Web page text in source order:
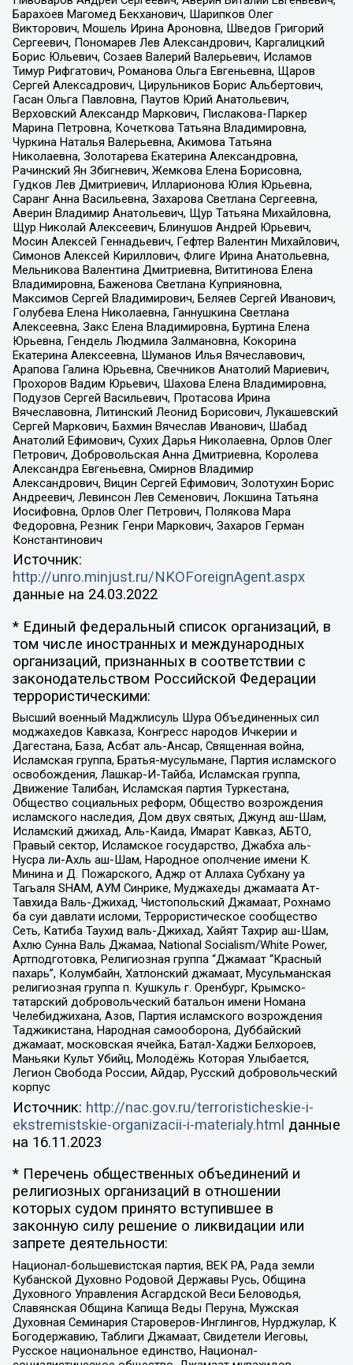
Барахоев Магомед Бекханович, Шарипков Олег
Викторович, Мошель Ирина Ароновна, Шведов Григорий
Сергеевич, Пономарев Лев Александрович, Каргалицкий
Борис Юльевич, Созаев Валерий Валерьевич, Исламов
Тимур Рифгатович, Романова Ольга Евгеньевна, Щаров
Сергей Алексадрович, Цирульников Борис Альбертович,
Гасан Ольга Павловна, Паутов Юрий Анатольевич,
Верховский Александр Маркович, Пислакова-Паркер
Марина Петровна, Кочеткова Татьяна Владимировна,
Чуркина Наталья Валерьевна, Акимова Татьяна
Николаевна, Золотарева Екатерина Александровна,
Рачинский Ян Збигневич, Жемкова Елена Борисовна,
Гудков Лев Дмитриевич, Илларионова Юлия Юрьевна,
Саранг Анна Васильевна, Захарова Светлана Сергеевна,
Аверин Владимир Анатольевич, Щур Татьяна Михайловна,
Щур Николай Алексеевич, Блинушов Андрей Юрьевич,
Мосин Алексей Геннадьевич, Гефтер Валентин Михайлович,
Симонов Алексей Кириллович, Флиге Ирина Анатольевна,
Мельникова Валентина Дмитриевна, Вититинова Елена
Владимировна, Баженова Светлана Куприяновна,
Максимов Сергей Владимирович, Беляев Сергей Иванович,
Голубева Елена Николаевна, Ганнушкина Светлана
Алексеевна, Закс Елена Владимировна, Буртина Елена
Юрьевна, Гендель Людмила Залмановна, Кокорина
Екатерина Алексеевна, Шуманов Илья Вячеславович,
Арапова Галина Юрьевна, Свечников Анатолий Мариевич,
Прохоров Вадим Юрьевич, Шахова Елена Владимировна,
Подузов Сергей Васильевич, Протасова Ирина
Вячеславовна, Литинский Леонид Борисович, Лукашевский
Сергей Маркович, Бахмин Вячеслав Иванович, Шабад
Анатолий Ефимович, Сухих Дарья Николаевна, Орлов Олег
Петрович, Добровольская Анна Дмитриевна, Королева
Александра Евгеньевна, Смирнов Владимир
Александрович, Вицин Сергей Ефимович, Золотухин Борис
Андреевич, Левинсон Лев Семенович, Локшина Татьяна
Иосифовна, Орлов Олег Петрович, Полякова Мара
Федоровна, Резник Генри Маркович, Захаров Герман
Константинович
Источник:
http://unro.minjust.ru/NKOForeignAgent.aspx
данные на 24.03.2022
* Единый федеральный список организаций, в
том числе иностранных и международных
организаций, признанных в соответствии с
законодательством Российской Федерации
террористическими:
Высший военный Маджлисуль Шура Объединенных сил
моджахедов Кавказа, Конгресс народов Ичкерии и
Дагестана, База, Асбат аль-Ансар, Священная война,
Исламская группа, Братья-мусульмане, Партия исламского
освобождения, Лашкар-И-Тайба, Исламская группа,
Движение Талибан, Исламская партия Туркестана,
Общество социальных реформ, Общество возрождения
исламского наследия, Дом двух святых, Джунд аш-Шам,
Исламский джихад, Аль-Каида, Имарат Кавказ, АБТО,
Правый сектор, Исламское государство, Джабха аль-
Нусра ли-Ахль аш-Шам, Народное ополчение имени К.
Минина и Д. Пожарского, Аджр от Аллаха Субхану уа
Тагьаля SHAM, АУМ Синрике, Муджахеды джамаата Ат-
Тавхида Валь-Джихад, Чистопольский Джамаат, Рохнамо
ба суи давлати исломи, Террористическое сообщество
Сеть, Катиба Таухид валь-Джихад, Хайят Тахрир аш-Шам,
Ахлю Сунна Валь Джамаа, National Socialism/White Power,
Артподготовка, Религиозная группа “Джамаат “Красный
пахарь”, Колумбайн, Хатлонский джамаат, Мусульманская
религиозная группа п. Кушкуль г. Оренбург, Крымско-
татарский добровольческий батальон имени Номана
Челебиджихана, Азов, Партия исламского возрождения
Таджикистана, Народная самооборона, Дуббайский
джамаат, московская ячейка, Батал-Хаджи Белхороев,
Маньяки Культ Убийц, Молодёжь Которая Улыбается,
Легион Свобода России, Айдар, Русский добровольческий
корпус
Источник: http://nac.gov.ru/terroristicheskie-i-
ekstremistskie-organizacii-i-materialy.html данные
на 16.11.2023
* Перечень общественных объединений и
религиозных организаций в отношении
которых судом принято вступившее в
законную силу решение о ликвидации или
запрете деятельности:
Национал-большевистская партия, ВЕК РА, Рада земли
Кубанской Духовно Родовой Державы Русь, Община
Духовного Управления Асгардской Веси Беловодья,
Славянская Община Капища Веды Перуна, Мужская
Духовная Семинария Староверов-Инглингов, Нурджулар, К
Богодержавию, Таблиги Джамаат, Свидетели Иеговы,
Русское национальное единство, Национал-